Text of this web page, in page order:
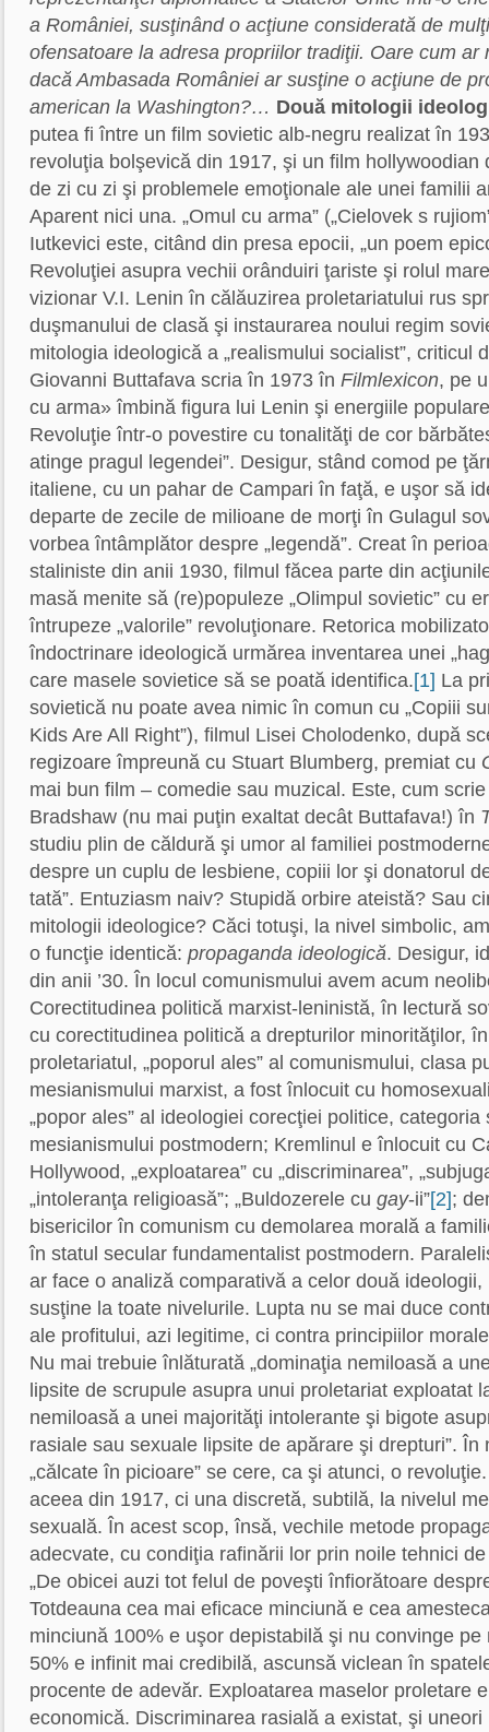
a României, susţinând o acţiune considerată de
ofensatoare la adresa propriilor tradiţii. Oare cum ar
dacă Ambasada României ar susţine o acţiune de
american la Washington?… Două mitologii
putea fi între un film sovietic alb-negru realizat în
revoluţia bolşevică din 1917, şi un film hollywoodian
de zi cu zi şi problemele emoţionale ale unei familii
Aparent nici una. „Omul cu arma” („Cielovek s
Iutkevici este, citând din presa epocii, „un poem
Revoluţiei asupra vechii orânduiri ţariste şi rolul
vizionar V.I. Lenin în călăuzirea proletariatului rus
duşmanului de clasă şi instaurarea noului regim
mitologia ideologică a „realismului socialist”, criticul
Giovanni Buttafava scria în 1973 în Filmlexicon, pe
cu arma» îmbină figura lui Lenin şi energiile
Revoluţie într-o povestire cu tonalităţi de cor
atinge pragul legendei”. Desigur, stând comod pe
italiene, cu un pahar de Campari în faţă, e uşor să
departe de zecile de milioane de morţi în Gulagul
vorbea întâmplător despre „legendă”. Creat în
staliniste din anii 1930, filmul făcea parte din
masă menite să (re)populeze „Olimpul sovietic” cu
întrupeze „valorile” revoluţionare. Retorica
îndoctrinare ideologică urmărea inventarea unei
care masele sovietice să se poată identifica.[1] La
sovietică nu poate avea nimic în comun cu „Copiii
Kids Are All Right”), filmul Lisei Cholodenko, după
regizoare împreună cu Stuart Blumberg, premiat cu
mai bun film – comedie sau muzical. Este, cum
Bradshaw (nu mai puţin exaltat decât Buttafava!) în
studiu plin de căldură şi umor al familiei
despre un cuplu de lesbiene, copiii lor şi donatorul
tată”. Entuziasm naiv? Stupidă orbire ateistă? Sau
mitologii ideologice? Căci totuşi, la nivel simbolic,
o funcţie identică: propaganda ideologică. Desigur,
din anii ’30. În locul comunismului avem acum
Corectitudinea politică marxist-leninistă, în lectură
cu corectitudinea politică a drepturilor minorităţilor,
proletariatul, „poporul ales” al comunismului, clasa
mesianismului marxist, a fost înlocuit cu
„popor ales” al ideologiei corecţiei politice,
mesianismului postmodern; Kremlinul e înlocuit cu
Hollywood, „exploatarea” cu „discriminarea”,
„intoleranţa religioasă”; „Buldozerele cu gay-ii”[2];
bisericilor în comunism cu demolarea morală a
în statul secular fundamentalist postmodern.
ar face o analiză comparativă a celor două
susţine la toate nivelurile. Lupta nu se mai duce
ale profitului, azi legitime, ci contra principiilor
Nu mai trebuie înlăturată „dominaţia nemiloasă a
lipsite de scrupule asupra unui proletariat exploatat
nemiloasă a unei majorităţi intolerante şi bigote
rasiale sau sexuale lipsite de apărare şi drepturi”.
„călcate în picioare” se cere, ca şi atunci, o
aceea din 1917, ci una discretă, subtilă, la nivelul
sexuală. În acest scop, însă, vechile metode
adecvate, cu condiţia rafinării lor prin noile tehnici
„De obicei auzi tot felul de poveşti înfiorătoare
Totdeauna cea mai eficace minciună e cea
minciună 100% e uşor depistabilă şi nu convinge
50% e infinit mai credibilă, ascunsă viclean în
procente de adevăr. Exploatarea maselor proletare
economică. Discriminarea rasială a existat, şi